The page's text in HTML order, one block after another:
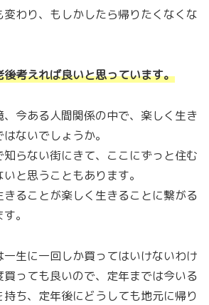
わり、もしかしたら帰りたくなくな
考えれば良いと思っています。
今ある人間関係の中で、楽しく生き
ないでしょうか。
らない街にきて、ここにずっと住む
と思うこともあります。
ることが楽しく生きることに繋がる
。
生に一回しか買ってはいけないわけ
っても良いので、定年までは今いる
ち、定年後にどうしても地元に帰り